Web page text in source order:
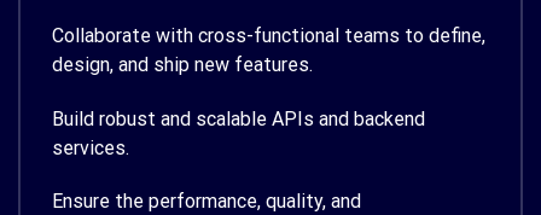
Collaborate with cross-functional teams to define,
design, and ship new features.
Build robust and scalable APIs and backend
services.
Ensure the performance, quality, and